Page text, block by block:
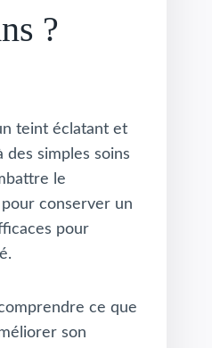
?
teint éclatant et
simples soins
le
conserver un
pour
ce que
son